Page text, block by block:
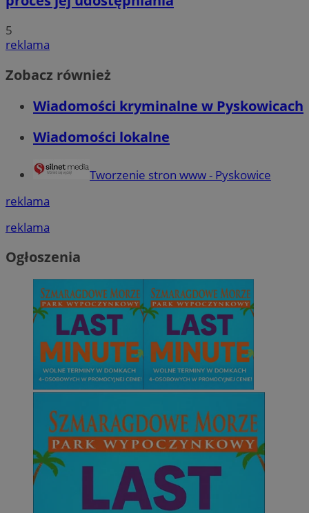
5
reklama
Zobacz również
Wiadomości kryminalne w Pyskowicach
Wiadomości lokalne
Tworzenie stron www - Pyskowice
reklama
reklama
Ogłoszenia